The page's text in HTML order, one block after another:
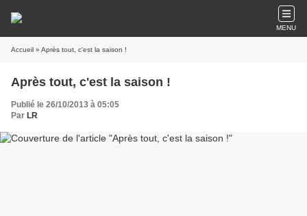
MENU
Accueil » Après tout, c'est la saison !
Après tout, c'est la saison !
Publié le 26/10/2013 à 05:05
Par LR